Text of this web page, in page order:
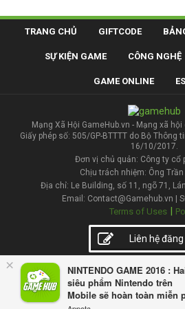
×
NINTENDO GAME 2016 :
siêu phẩm Nintendo trên
Mobile sẽ hoàn toàn miễn
TRANG CHỦ GIFTCODE
SỰ KIỆN GAME CÔNG NGHỆ
GAME ONLINE
Mạng Xã Hội GameHub.vn - Mạng xã
Giấy phép số: 505/GP-BTTTT do Bộ Thông
16/10/2017.
Đơn vị chủ quản: Công ty cổ
Chịu trách nhiệm: Ông
Địa chỉ: Le Building, số 11, ngõ 71,
Email: Contact@Gamehub.vn |
Terms of Uses |
Liên hệ